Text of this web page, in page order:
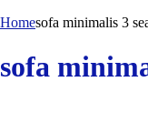
Homesofa minimalis 3
sofa